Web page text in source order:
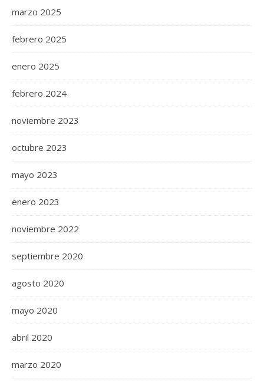
marzo 2025
febrero 2025
enero 2025
febrero 2024
noviembre 2023
octubre 2023
mayo 2023
enero 2023
noviembre 2022
septiembre 2020
agosto 2020
mayo 2020
abril 2020
marzo 2020